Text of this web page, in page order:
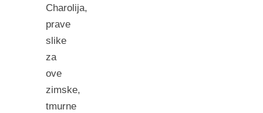
Charolija,
prave
slike
za
ove
zimske,
tmurne